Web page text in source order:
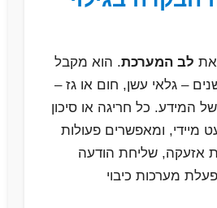
את לב המערכת. הוא מקבל
– גלאי עשן, חום או גז –
המידע. כל חריגה או סיכון
מיידי, ומאפשרים פעולות
אזעקה, שליחת הודעה
מערכות כיבוי